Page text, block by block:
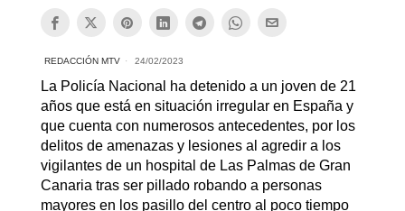
REDACCIÓN MTV 24/02/2023
La Policía Nacional ha detenido a un joven de 21
años que está en situación irregular en España y
que cuenta con numerosos antecedentes, por los
delitos de amenazas y lesiones al agredir a los
vigilantes de un hospital de Las Palmas de Gran
Canaria tras ser pillado robando a personas
mayores en los pasillo del centro al poco tiempo